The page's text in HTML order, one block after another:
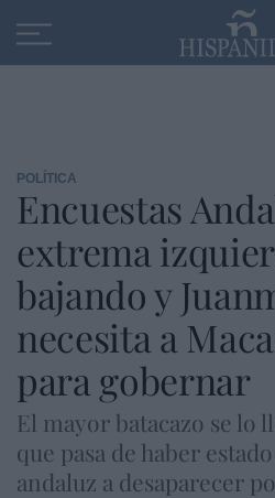
POLÍTICA
Encuestas
extrema
bajando y
necesita a
para gobernar
El mayor batacazo se lo
que pasa de haber
andaluz a desaparecer